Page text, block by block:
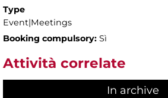
Type
Event|Meetings
Booking compulsory: Sì
Attività correlate
In archive